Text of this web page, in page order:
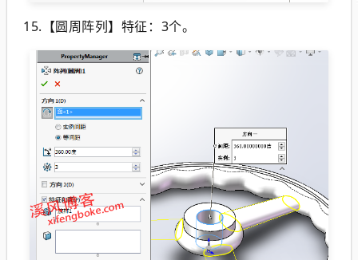
15.【圆周阵列】特征：3个。